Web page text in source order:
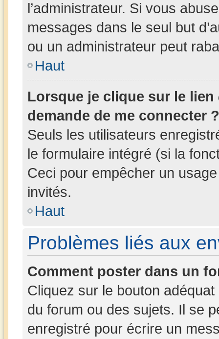
l’administrateur. Si vous
messages dans le seul but
ou un administrateur peut
Haut
Lorsque je clique sur le lien
demande de me connecter ?
Seuls les utilisateurs
le formulaire intégré (si la
Ceci pour empêcher un
invités.
Haut
Problèmes liés aux
Comment poster dans un
Cliquez sur le bouton
du forum ou des sujets. Il se
enregistré pour écrire un